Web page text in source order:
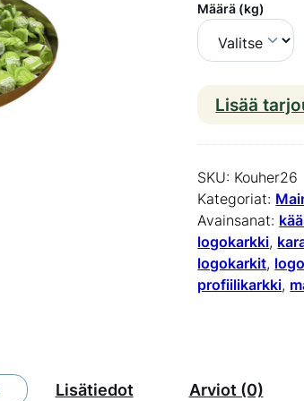
Määrä (kg)
Lisää
SKU: Kouher26
Kategoriat:
Avainsanat:
logokarkki,
logokarkit,
profiilikarkki,
Lisätiedot Arviot (0)